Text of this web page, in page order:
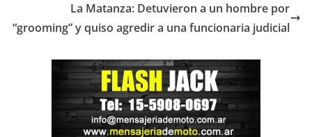
La Matanza: Detuvieron a un hombre por
“grooming” y quiso agredir a una funcionaria judicial